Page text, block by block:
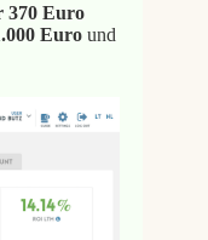
370 Euro
Euround